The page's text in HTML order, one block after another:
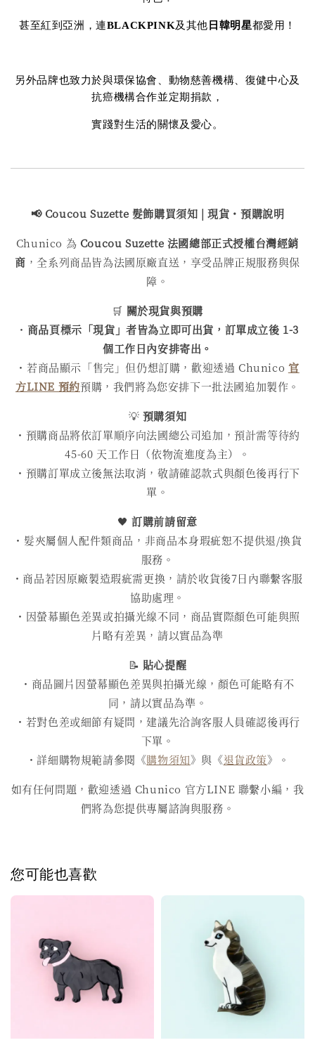
甚至紅到亞洲，連BLACKPINK及其他 日韓明星都愛用！
另外品牌也致力於與環保協會、動物慈善機構、復健中心及
抗癌機構合作並定期捐款，
實踐對生活的關懷及愛心。
📢 Coucou Suzette 髮飾購買須知 | 現貨・預購說明
Chunico 為 Coucou Suzette 法國總部正式授權台灣經銷
商 ，全系列商品皆為法國原廠直送，享受品牌正規服務與保
障。
🛒 關於現貨與預購
・ 商品頁標示「現貨」者皆為立即可出貨，訂單成立後 1-3
個工作日內安排寄出。
・若商品顯示「售完」但仍想訂購，歡迎透過 Chunico 官
方LINE 預約預購，我們將為您安排下一批法國追加製作。
💡 預購須知
・預購商品將依訂單順序向法國總公司追加，預計需等待約
45-60 天工作日（依物流進度為主）。
・預購訂單成立後無法取消，敬請確認款式與顏色後再行下
單。
🖤訂購前請留意
・髮夾屬個人配件類商品，非商品本身瑕疵恕不提供退/換貨
服務。
・商品若因原廠製造瑕疵需更換，請於收貨後7日內聯繫客服
協助處理。
・因螢幕顯色差異或拍攝光線不同，商品實際顏色可能與照
片略有差異，請以實品為準
📝 貼心提醒
・商品圖片因螢幕顯色差異與拍攝光線，顏色可能略有不
同，請以實品為準。
・若對色差或細節有疑問，建議先洽詢客服人員確認後再行
下單。
・詳細購物規範請參閱《購物須知》與《退貨政策》。
如有任何問題，歡迎透過 Chunico 官方LINE 聯繫小編，我
們將為您提供專屬諮詢與服務。
您可能也喜歡